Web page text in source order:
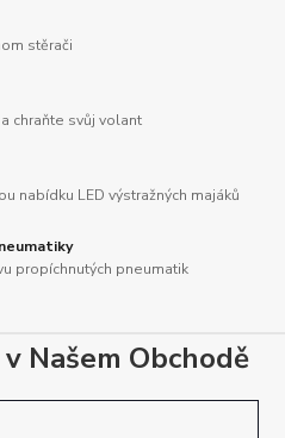
stěrači
chraňte svůj volant
nabídku LED výstražných majáků
propíchnutých pneumatik
Našem Obchodě